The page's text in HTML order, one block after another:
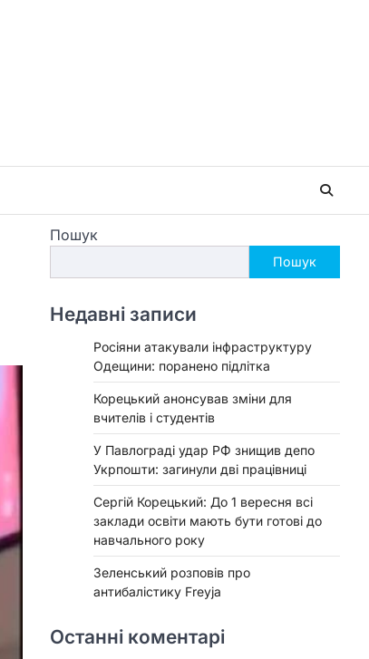
Пошук
Пошук
Недавні записи
Росіяни атакували інфраструктуру
Одещини: поранено підлітка
Корецький анонсував зміни для
вчителів і студентів
У Павлограді удар РФ знищив депо
Укрпошти: загинули дві працівниці
Сергій Корецький: До 1 вересня всі
заклади освіти мають бути готові до
навчального року
Зеленський розповів про
антибалістику Freyja
Останні коментарі